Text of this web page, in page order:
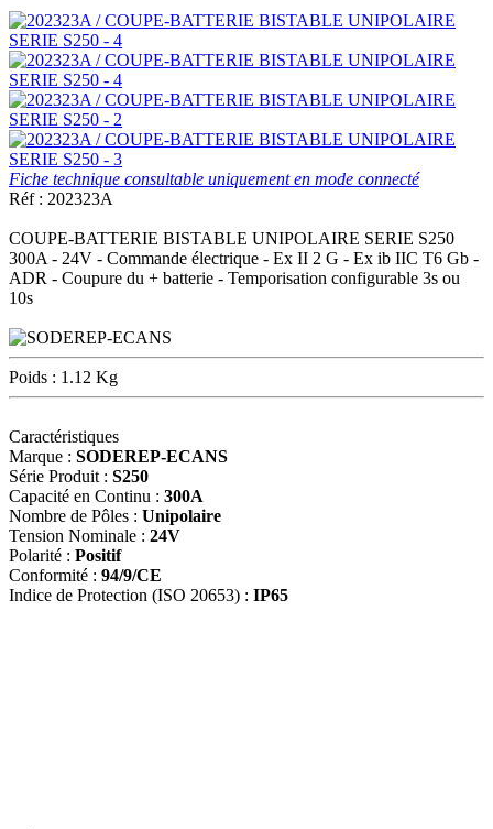
Fiche technique consultable uniquement en mode connecté
Réf : 202323A
COUPE-BATTERIE BISTABLE UNIPOLAIRE SERIE S250
300A - 24V - Commande électrique - Ex II 2 G - Ex ib IIC T6 Gb -
ADR - Coupure du + batterie - Temporisation configurable 3s ou
10s
Poids : 1.12 Kg
Caractéristiques
Marque : SODEREP-ECANS
Série Produit : S250
Capacité en Continu : 300A
Nombre de Pôles : Unipolaire
Tension Nominale : 24V
Polarité : Positif
Conformité : 94/9/CE
Indice de Protection (ISO 20653) : IP65